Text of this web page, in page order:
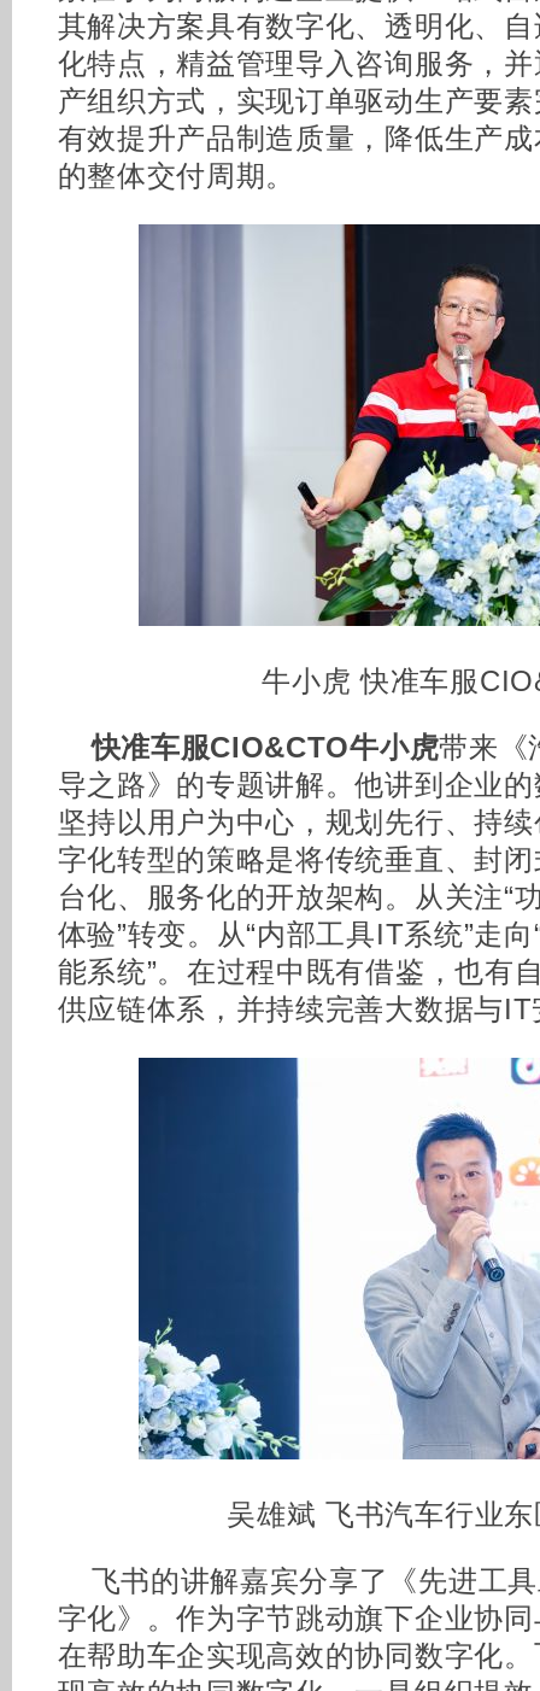
其解决方案具有数字化、透明化、
化特点，精益管理导入咨询服务，
产组织方式，实现订单驱动生产要
有效提升产品制造质量，降低生产
的整体交付周期。
牛小虎 快准车服
快准车服CIO&CTO牛小虎带来《
导之路》的专题讲解。他讲到企业
坚持以用户为中心，规划先行、持
字化转型的策略是将传统垂直、封
台化、服务化的开放架构。从关注“
体验”转变。从“内部工具IT系统”走
能系统”。在过程中既有借鉴，也有
供应链体系，并持续完善大数据与
吴雄斌 飞书汽车行业
飞书的讲解嘉宾分享了《先进工
字化》。作为字节跳动旗下企业协
在帮助车企实现高效的协同数字化